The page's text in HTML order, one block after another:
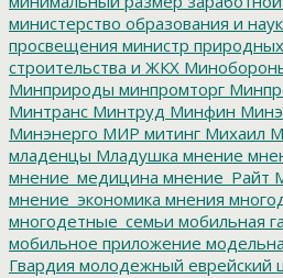
министерство образования и
просвещения министр
строительства и ЖКХ
Минприроды минпромторг
Минтранс Минтруд Минфин
Минэнерго МИР митинг Михаил
младенцы Младушка мнение
мнение_медицина мнение_Райт
мнение_экономика мнения
многодетные_семьи мобильная
мобильное приложение
Гвардия молодежный еврейский